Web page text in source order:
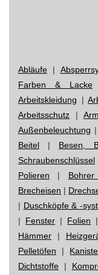
Abläufe |
Farben & Lacke
Arbeitskleidung |
Arbeitsschutz |
Außenbeleuchtung |
Beitel | Besen,
Schraubenschlüssel
Polieren |
Brecheisen |
| Duschköpfe & -
| Fenster | Folien |
Hämmer |
Pelletöfen |
Dichtstoffe |